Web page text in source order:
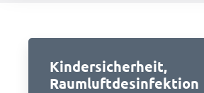
Kindersicherheit,
Raumluftdesinfektion